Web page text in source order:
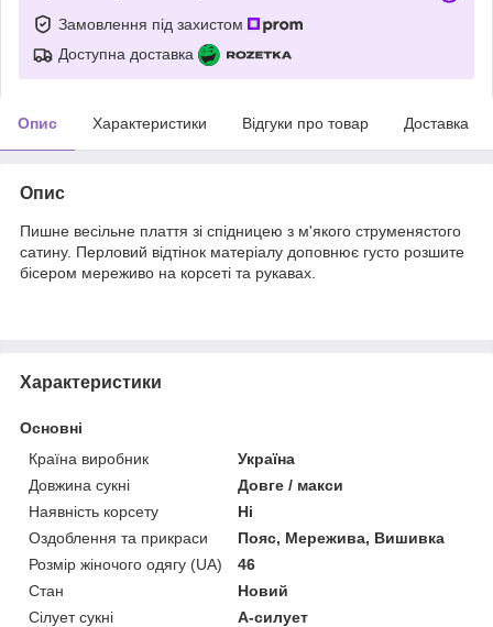
Замовлення під захистом
Доступна доставка
Опис Характеристики Відгуки про товар Доставка
Опис
Пишне весільне плаття зі спідницею з м'якого струменястого
сатину. Перловий відтінок матеріалу доповнює густо розшите
бісером мереживо на корсеті та рукавах.
Характеристики
Основні
Країна виробник
Україна
Довжина сукні
Довге / макси
Наявність корсету
Ні
Оздоблення та прикраси
Пояс, Мережива, Вишивка
Розмір жіночого одягу (UA)
46
Стан
Новий
Сілует сукні
А-силует